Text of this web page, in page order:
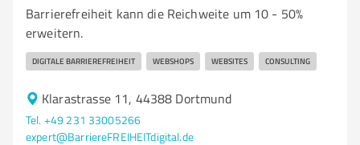
Barrierefreiheit kann die Reichweite um 10 - 50%
erweitern.
DIGITALE BARRIEREFREIHEIT WEBSHOPS WEBSITES CONSULTING
Klarastrasse 11, 44388 Dortmund
Tel. +49 231 33005266
expert@BarriereFREIHEITdigital.de